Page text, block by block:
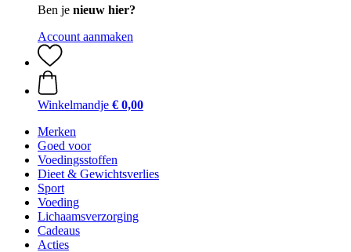
Ben je nieuw hier?
Account aanmaken
Winkelmandje € 0,00
Merken
Goed voor
Voedingsstoffen
Dieet & Gewichtsverlies
Sport
Voeding
Lichaamsverzorging
Cadeaus
Acties